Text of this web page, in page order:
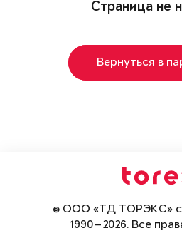
Страница не
Вернуться в
© ООО «ТД ТОРЭКС»
1990—2026. Все